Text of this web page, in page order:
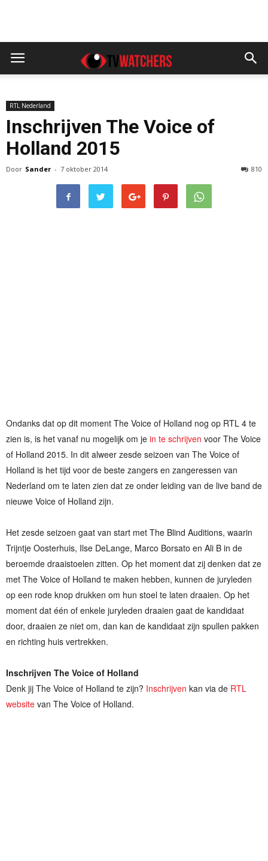
RTL Nederland
Inschrijven The Voice of
Holland 2015
Door Sander - 7 oktober 2014 810
Ondanks dat op dit moment The Voice of Holland nog op RTL 4 te
zien is, is het vanaf nu mogelijk om je in te schrijven voor The Voice
of Holland 2015. In dit alweer zesde seizoen van The Voice of
Holland is het tijd voor de beste zangers en zangeressen van
Nederland om te laten zien dat ze onder leiding van de live band de
nieuwe Voice of Holland zijn.
Het zesde seizoen gaat van start met The Blind Auditions, waarin
Trijntje Oosterhuis, Ilse DeLange, Marco Borsato en Ali B in de
beroemde draaistoelen zitten. Op het moment dat zij denken dat ze
met The Voice of Holland te maken hebben, kunnen de juryleden
op een rode knop drukken om hun stoel te laten draaien. Op het
moment dat één of enkele juryleden draaien gaat de kandidaat
door, draaien ze niet om, dan kan de kandidaat zijn spullen pakken
en richting huis vertrekken.
Inschrijven The Voice of Holland
Denk jij The Voice of Holland te zijn? Inschrijven kan via de RTL
website van The Voice of Holland.